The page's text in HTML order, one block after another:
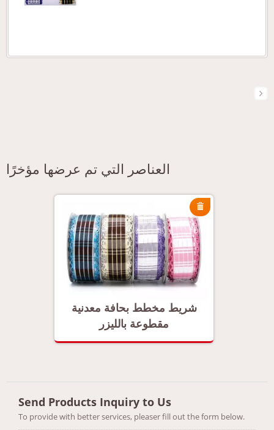
العناصر التي تم عرضها مؤخرًا
شريط مخطط بحافة معدنية
مقطوعة بالليزر